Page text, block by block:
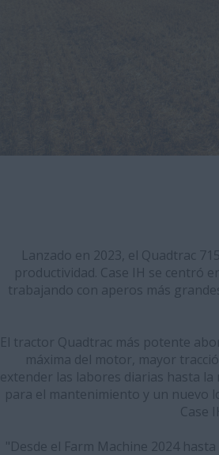
Lanzado en 2023, el Quadtrac
productividad. Case IH se centró
trabajando con aperos más
El tractor Quadtrac más potente
máxima del motor, mayor
extender las labores diarias hasta
para el mantenimiento y un nuevo
Case
"Desde el Farm Machine 2024